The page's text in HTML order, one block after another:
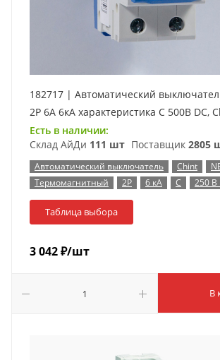
182717 | Автоматический
2P 6А 6кА характеристика C 500В DC,
Есть в наличии:
Склад АйДи 111 шт Поставщик 2805
Автоматический выключатель Chint
Термомагнитный
2P 6 кА C 250 В
Таблица выбора
3 042₽/шт
В